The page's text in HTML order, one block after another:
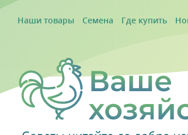
Наши товары Семена Где купить